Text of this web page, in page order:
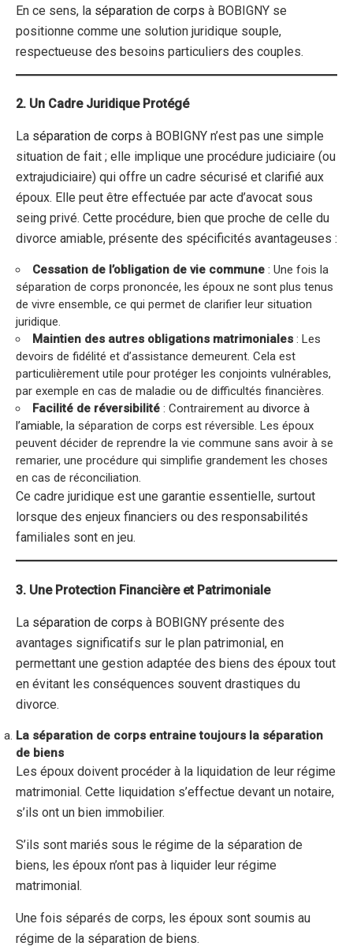
En ce sens, la séparation de corps à BOBIGNY se
positionne comme une solution juridique souple,
respectueuse des besoins particuliers des couples.
2. Un Cadre Juridique Protégé
La séparation de corps à BOBIGNY n’est pas une simple
situation de fait ; elle implique une procédure judiciaire (ou
extrajudiciaire) qui offre un cadre sécurisé et clarifié aux
époux. Elle peut être effectuée par acte d’avocat sous
seing privé. Cette procédure, bien que proche de celle du
divorce amiable, présente des spécificités avantageuses :
Cessation de l’obligation de vie commune : Une fois la
séparation de corps prononcée, les époux ne sont plus tenus
de vivre ensemble, ce qui permet de clarifier leur situation
juridique.
Maintien des autres obligations matrimoniales : Les
devoirs de fidélité et d’assistance demeurent. Cela est
particulièrement utile pour protéger les conjoints vulnérables,
par exemple en cas de maladie ou de difficultés financières.
Facilité de réversibilité : Contrairement au divorce à
l’amiable, la séparation de corps est réversible. Les époux
peuvent décider de reprendre la vie commune sans avoir à se
remarier, une procédure qui simplifie grandement les choses
en cas de réconciliation.
Ce cadre juridique est une garantie essentielle, surtout
lorsque des enjeux financiers ou des responsabilités
familiales sont en jeu.
3. Une Protection Financière et Patrimoniale
La séparation de corps à BOBIGNY présente des
avantages significatifs sur le plan patrimonial, en
permettant une gestion adaptée des biens des époux tout
en évitant les conséquences souvent drastiques du
divorce.
La séparation de corps entraine toujours la séparation
de biens
Les époux doivent procéder à la liquidation de leur régime
matrimonial. Cette liquidation s’effectue devant un notaire,
s’ils ont un bien immobilier.
S’ils sont mariés sous le régime de la séparation de
biens, les époux n’ont pas à liquider leur régime
matrimonial.
Une fois séparés de corps, les époux sont soumis au
régime de la séparation de biens.